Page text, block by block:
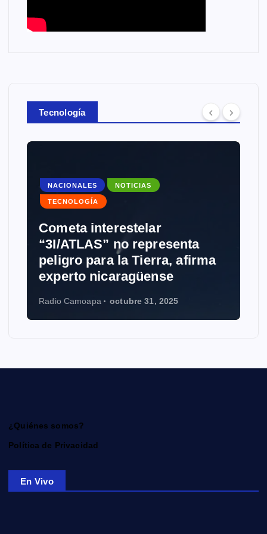
Tecnología
NACIONALES NOTICIAS
TECNOLOGÍA
Cometa interestelar
“3I/ATLAS” no representa
peligro para la Tierra, afirma
experto nicaragüense
Radio Camoapa octubre 31, 2025
¿Quiénes somos?
Política de Privacidad
En Vivo